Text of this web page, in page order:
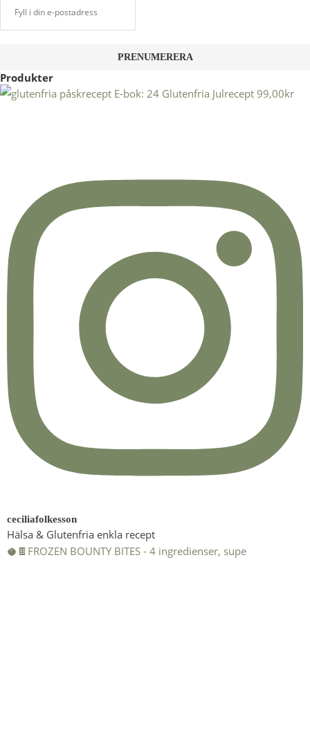
Produkter
E-bok: 24 Glutenfria Julrecept 99,00kr
ceciliafolkesson
Hälsa & Glutenfria enkla recept
🥥🍫FROZEN BOUNTY BITES - 4 ingredienser, supe